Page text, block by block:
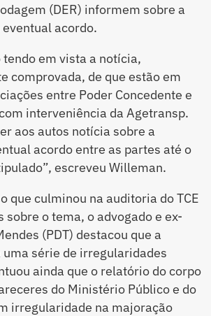
(DER) informem sobre a
acordo.
tendo em vista a notícia,
comprovada, de que estão em
entre Poder Concedente e
interveniência da Agetransp.
aos autos notícia sobre a
acordo entre as partes até o
escreveu Willeman.
que culminou na auditoria do TCE
sobre o tema, o advogado e ex-
(PDT) destacou que a
série de irregularidades
ainda que o relatório do corpo
do Ministério Público e do
irregularidade na majoração